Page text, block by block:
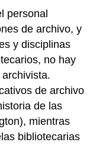
personal
de archivo, y
y disciplinas
no hay
de archivo
de las
mientras
bibliotecarias